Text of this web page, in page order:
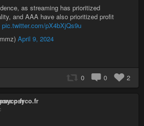
as streaming has prioritized
and AAA have also prioritized profit
pic.twitter.com/pX4bXjQs9u
April 9, 2024
0 0 2